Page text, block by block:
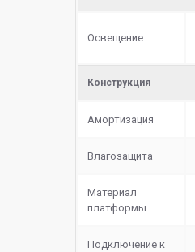
Освещение
Конструкция
Амортизация
Влагозащита
Материал
платформы
Подключение к